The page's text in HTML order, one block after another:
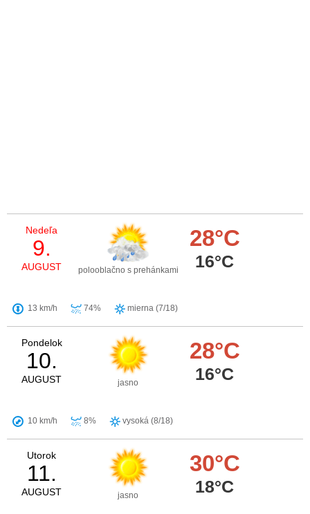
Nedeľa
9.
AUGUST polooblačno s prehánkami
28°C
16°C
13 km/h 74% mierna (7/18)
Pondelok
10.
AUGUST jasno
28°C
16°C
10 km/h 8% vysoká (8/18)
Utorok
11.
AUGUST jasno
30°C
18°C